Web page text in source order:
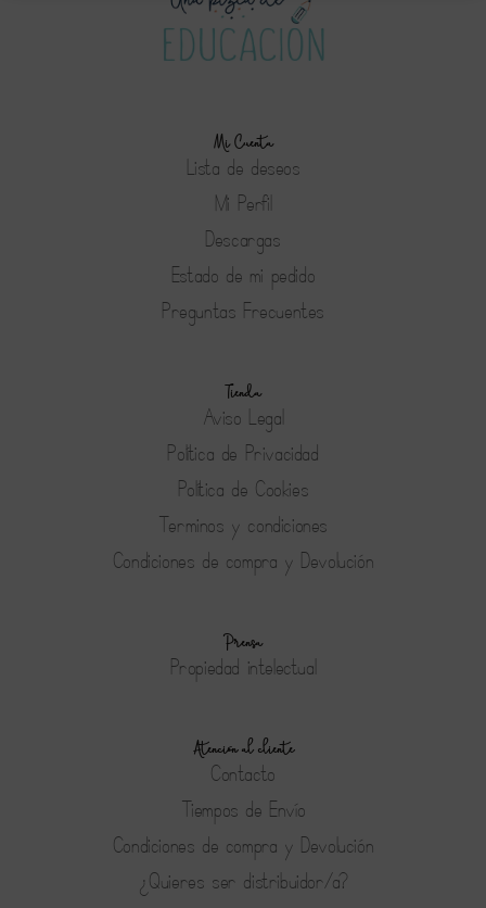
Mi Cuenta
Lista de deseos
Mi Perfil
Descargas
Estado de mi pedido
Preguntas Frecuentes
Tienda
Aviso Legal
Política de Privacidad
Política de Cookies
Terminos y condiciones
Condiciones de compra y Devolución
Prensa
Propiedad intelectual
Atención al cliente
Contacto
Tiempos de Envío
Condiciones de compra y Devolución
¿Quieres ser distribuidor/a?